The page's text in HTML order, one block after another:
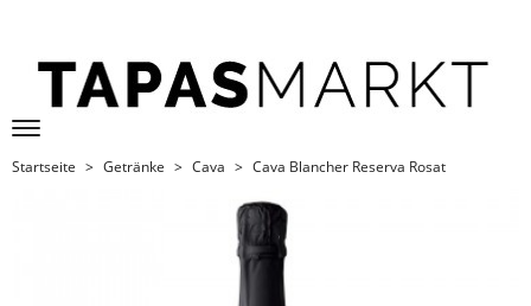
Startseite Getränke Cava Cava Blancher Reserva Rosat